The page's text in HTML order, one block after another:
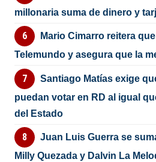
millonaria suma de dinero y
Mario Cimarro reitera
Telemundo y asegura que la
Santiago Matías exige
puedan votar en RD al igual
del Estado
Juan Luis Guerra se
Milly Quezada y Dalvin La